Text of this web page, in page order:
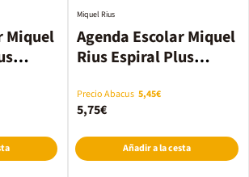
Miquel
Agenda Escolar Miquel
Rius Espiral Plus
2026-2027 Basic verde
Miquel Rius
Precio Abacus 5,45€
5,75€
Añadir a la cesta